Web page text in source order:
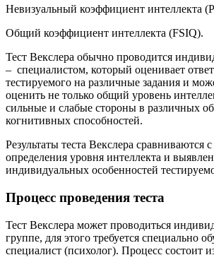
Невизуальный коэффициент интеллекта
Общий коэффициент интеллекта (FSIQ).
Тест Векслера обычно проводится
– специалистом, который оценивает
тестируемого на различные задания и
оценить не только общий уровень
сильные и слабые стороны в различных
когнитивных способностей.
Результаты теста Векслера сравниваются
определения уровня интеллекта и
индивидуальных особенностей
Процесс проведения теста
Тест Векслера может проводиться
группе, для этого требуется специально
специалист (психолог). Процесс состоит